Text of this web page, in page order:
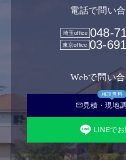
電話で問い
埼玉office 048-
東京office 03-
Webで問い
相談無料
mail見積・現地
LINEで